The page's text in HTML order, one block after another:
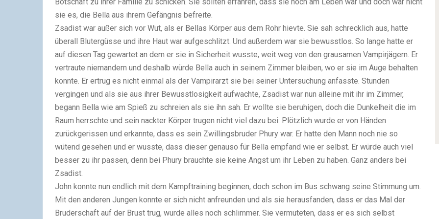
sie es, die Bella aus ihrem Gefängnis befreite.
Zsadist war außer sich vor Wut, als er Bellas Körper aus dem Rohr hievte. Sie sah schrecklich aus, hatte
überall Blutergüsse und ihre Haut war aufgeschlitzt. Und außerdem war sie bewusstlos. So lange hatte er
auf diesen Tag gewartet an dem er sie in Sicherheit wusste, weit weg von den grausamen Vampirjägern. Er
vertraute niemandem und deshalb würde Bella auch in seinem Zimmer bleiben, wo er sie im Auge behalten
konnte. Er ertrug es nicht einmal als der Vampirarzt sie bei seiner Untersuchung anfasste. Stunden
vergingen und als sie aus ihrer Bewusstlosigkeit aufwachte, Zsadist war nun alleine mit ihr im Zimmer,
begann Bella wie am Spieß zu schreien als sie ihn sah. Er wollte sie beruhigen, doch die Dunkelheit die im
Raum herrschte und sein nackter Körper trugen nicht viel dazu bei. Plötzlich wurde er von Händen
zurückgerissen und erkannte, dass es sein Zwillingsbruder Phury war. Er hatte den Mann noch nie so
wütend gesehen und er wusste, dass dieser genauso für Bella empfand wie er selbst. Er würde auch viel
besser zu ihr passen, denn bei Phury brauchte sie keine Angst um ihr Leben zu haben. Ganz anders bei
Zsadist.
John konnte nun endlich mit dem Kampftraining beginnen, doch schon im Bus schwang seine Stimmung um.
Mit den anderen Jungen konnte er sich nicht anfreunden und als sie herausfanden, dass er das Mal der
Bruderschaft auf der Brust trug, wurde alles noch schlimmer. Sie vermuteten, dass er es sich selbst